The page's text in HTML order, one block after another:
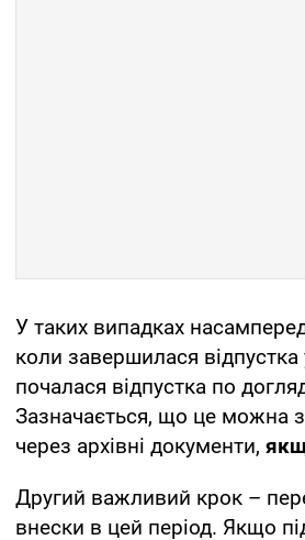
У таких випадках
коли завершилася відпустка
почалася відпустка по
Зазначається, що це можна
через архівні документи,
Другий важливий крок –
внески в цей період. Якщо